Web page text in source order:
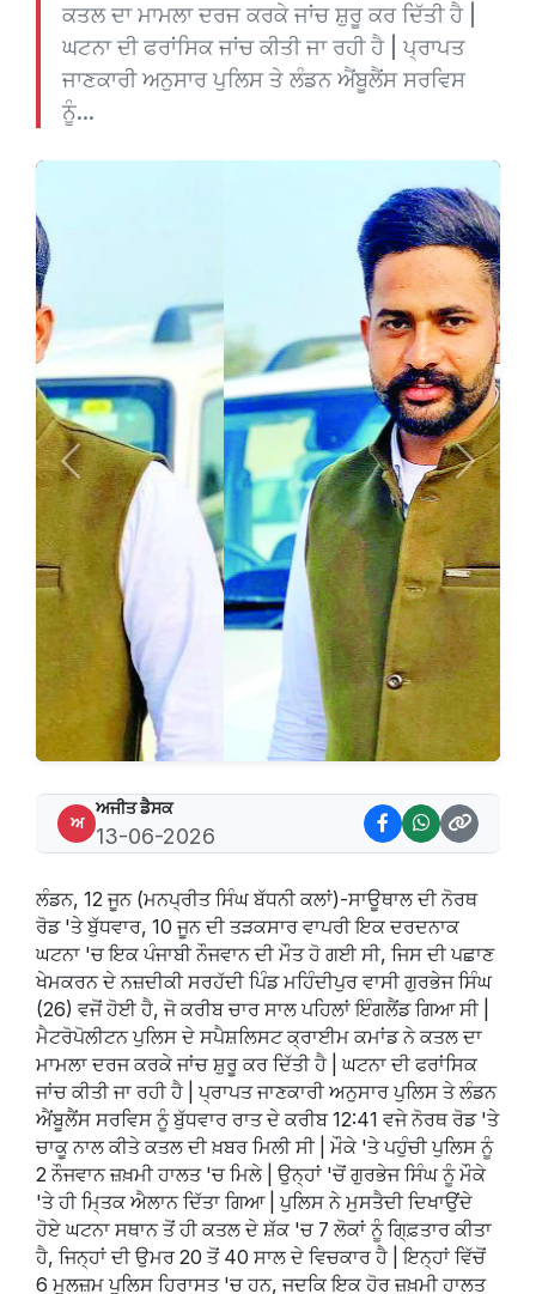
ਕਤਲ ਦਾ ਮਾਮਲਾ ਦਰਜ ਕਰਕੇ ਜਾਂਚ ਸ਼ੁਰੂ ਕਰ ਦਿੱਤੀ ਹੈ |
ਘਟਨਾ ਦੀ ਫਰਾਂਸਿਕ ਜਾਂਚ ਕੀਤੀ ਜਾ ਰਹੀ ਹੈ | ਪ੍ਰਾਪਤ
ਜਾਣਕਾਰੀ ਅਨੁਸਾਰ ਪੁਲਿਸ ਤੇ ਲੰਡਨ ਐਂਬੂਲੈਂਸ ਸਰਵਿਸ
ਨੂੰ...
Previous Next
ਅ
ਅਜੀਤ ਡੈਸਕ
13-06-2026
ਲੰਡਨ, 12 ਜੂਨ (ਮਨਪ੍ਰੀਤ ਸਿੰਘ ਬੱਧਨੀ ਕਲਾਂ)-ਸਾਊਥਾਲ ਦੀ ਨੋਰਥ
ਰੋਡ 'ਤੇ ਬੁੱਧਵਾਰ, 10 ਜੂਨ ਦੀ ਤੜਕਸਾਰ ਵਾਪਰੀ ਇਕ ਦਰਦਨਾਕ
ਘਟਨਾ 'ਚ ਇਕ ਪੰਜਾਬੀ ਨੌਜਵਾਨ ਦੀ ਮੌਤ ਹੋ ਗਈ ਸੀ, ਜਿਸ ਦੀ ਪਛਾਣ
ਖੇਮਕਰਨ ਦੇ ਨਜ਼ਦੀਕੀ ਸਰਹੱਦੀ ਪਿੰਡ ਮਹਿੰਦੀਪੁਰ ਵਾਸੀ ਗੁਰਭੇਜ ਸਿੰਘ
(26) ਵਜੋਂ ਹੋਈ ਹੈ, ਜੋ ਕਰੀਬ ਚਾਰ ਸਾਲ ਪਹਿਲਾਂ ਇੰਗਲੈਂਡ ਗਿਆ ਸੀ |
ਮੈਟਰੋਪੋਲੀਟਨ ਪੁਲਿਸ ਦੇ ਸਪੈਸ਼ਲਿਸਟ ਕ੍ਰਾਈਮ ਕਮਾਂਡ ਨੇ ਕਤਲ ਦਾ
ਮਾਮਲਾ ਦਰਜ ਕਰਕੇ ਜਾਂਚ ਸ਼ੁਰੂ ਕਰ ਦਿੱਤੀ ਹੈ | ਘਟਨਾ ਦੀ ਫਰਾਂਸਿਕ
ਜਾਂਚ ਕੀਤੀ ਜਾ ਰਹੀ ਹੈ | ਪ੍ਰਾਪਤ ਜਾਣਕਾਰੀ ਅਨੁਸਾਰ ਪੁਲਿਸ ਤੇ ਲੰਡਨ
ਐਂਬੂਲੈਂਸ ਸਰਵਿਸ ਨੂੰ ਬੁੱਧਵਾਰ ਰਾਤ ਦੇ ਕਰੀਬ 12:41 ਵਜੇ ਨੋਰਥ ਰੋਡ 'ਤੇ
ਚਾਕੂ ਨਾਲ ਕੀਤੇ ਕਤਲ ਦੀ ਖ਼ਬਰ ਮਿਲੀ ਸੀ | ਮੌਕੇ 'ਤੇ ਪਹੁੰਚੀ ਪੁਲਿਸ ਨੂੰ
2 ਨੌਜਵਾਨ ਜ਼ਖ਼ਮੀ ਹਾਲਤ 'ਚ ਮਿਲੇ | ਉਨ੍ਹਾਂ 'ਚੋਂ ਗੁਰਭੇਜ ਸਿੰਘ ਨੂੰ ਮੌਕੇ
'ਤੇ ਹੀ ਮਿ੍ਤਕ ਐਲਾਨ ਦਿੱਤਾ ਗਿਆ | ਪੁਲਿਸ ਨੇ ਮੁਸਤੈਦੀ ਦਿਖਾਉਂਦੇ
ਹੋਏ ਘਟਨਾ ਸਥਾਨ ਤੋਂ ਹੀ ਕਤਲ ਦੇ ਸ਼ੱਕ 'ਚ 7 ਲੋਕਾਂ ਨੂੰ ਗਿ੍ਫ਼ਤਾਰ ਕੀਤਾ
ਹੈ, ਜਿਨ੍ਹਾਂ ਦੀ ਉਮਰ 20 ਤੋਂ 40 ਸਾਲ ਦੇ ਵਿਚਕਾਰ ਹੈ | ਇਨ੍ਹਾਂ ਵਿੱਚੋਂ
6 ਮੁਲਜ਼ਮ ਪੁਲਿਸ ਹਿਰਾਸਤ 'ਚ ਹਨ, ਜਦਕਿ ਇਕ ਹੋਰ ਜ਼ਖ਼ਮੀ ਹਾਲਤ